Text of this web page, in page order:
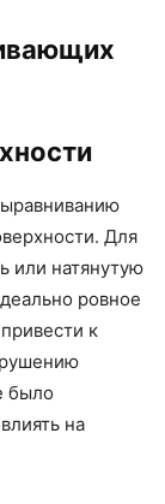
Для
или натянутую
ровное
к
было
на